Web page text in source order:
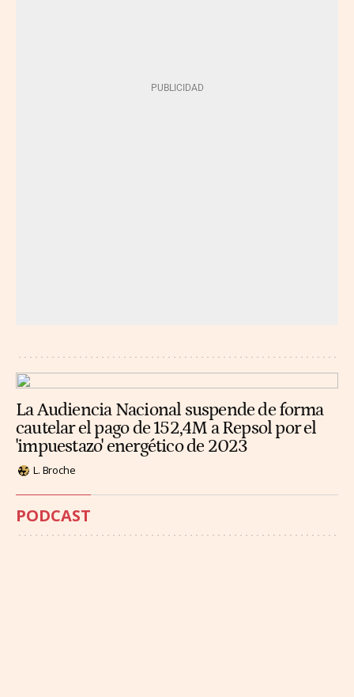
La Audiencia Nacional suspende de forma
cautelar el pago de 152,4M a Repsol por el
'impuestazo' energético de 2023
L. Broche
PODCAST